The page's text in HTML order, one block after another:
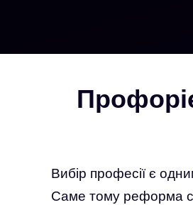
Вибір професії є
Саме тому реформа